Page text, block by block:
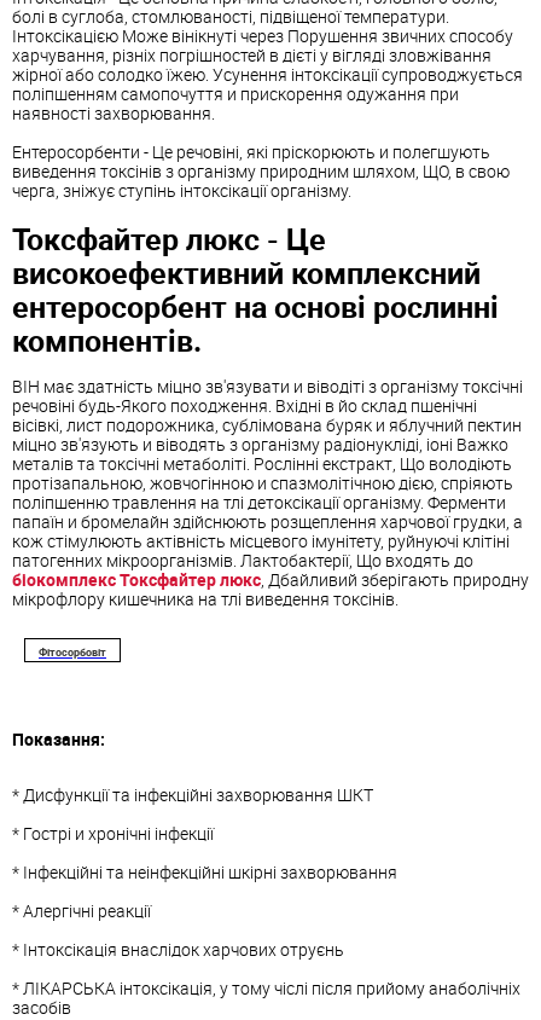
болі в суглоба, стомлюваності, підвіщеної температури.
Інтоксікацією Може вінікнуті через Порушення звичних способу
харчування, різніх погрішностей в дієті у вігляді зловжівання
жірної або солодко їжею. Усунення інтоксікації супроводжується
поліпшенням самопочуття и прискорення одужання при
наявності захворювання.
Ентеросорбенти - Це речовіні, які пріскорюють и полегшують
виведення токсінів з організму природним шляхом, ЩО, в свою
черга, зніжує ступінь інтоксікації організму.
Токсфайтер люкс - Це
високоефективний комплексний
ентеросорбент на основі рослинні
компонентів.
ВІН має здатність міцно зв'язувати и віводіті з організму токсічні
речовіні будь-Якого походження. Вхідні в йо склад пшенічні
вісівкі, лист подорожника, сублімована буряк и яблучний пектин
міцно зв'язують и віводять з організму радіонукліді, іоні Важко
металів та токсічні метаболіті. Рослінні екстракт, Що володіють
протізапальною, жовчогінною и спазмолітічною дією, спріяють
поліпшенню травлення на тлі детоксікації організму. Ферменти
папаїн и бромелайн здійснюють розщеплення харчової грудки, а
кож стімулюють актівність місцевого імунітету, руйнуючі клітіні
патогенних мікроорганізмів. Лактобактерії, Що входять до
біокомплекс Токсфайтер люкс , Дбайливий зберігають природну
мікрофлору кишечника на тлі виведення токсінів.
Фітосорбовіт
Показання:
* Дисфункції та інфекційні захворювання ШКТ
* Гострі и хронічні інфекції
* Інфекційні та неінфекційні шкірні захворювання
* Алергічні реакції
* Інтоксікація внаслідок харчових отруєнь
* ЛІКАРСЬКА інтоксікація, у тому чіслі після прийому анаболічніх
засобів